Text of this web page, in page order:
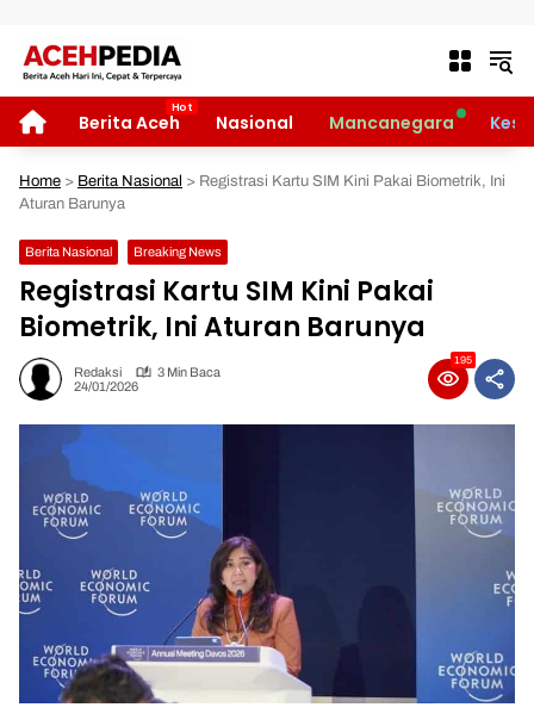
HOMEBerita Aceh Nasional Mancanegara
Home > Berita Nasional > Registrasi Kartu SIM Kini Pakai Biometrik, Ini
Aturan Barunya
Berita Nasional Breaking News
Registrasi Kartu SIM Kini Pakai
Biometrik, Ini Aturan Barunya
Redaksi
3 Min Baca
24/01/2026
195